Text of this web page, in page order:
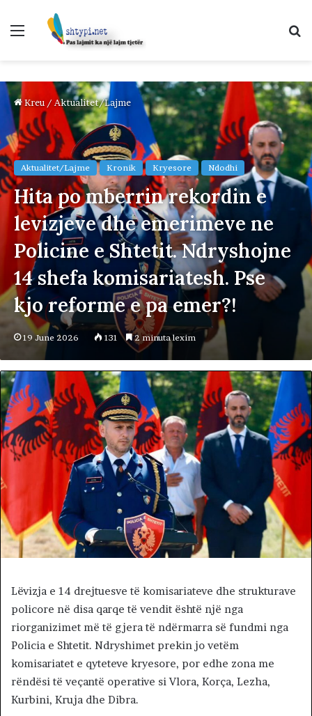
Menu
Kreu /Aktualitet/Lajme
Aktualitet/Lajme Kronik Kryesore Ndodhi
Hita po mberrin rekordin e
levizjeve dhe emerimeve ne
Policine e Shtetit. Ndryshojne
14 shefa komisariatesh. Pse
kjo reforme e pa emer?!
19 June 2026 131 2 minuta lexim
Lëvizja e 14 drejtuesve të komisariateve dhe strukturave
policore në disa qarqe të vendit është një nga
riorganizimet më të gjera të ndërmarra së fundmi nga
Policia e Shtetit. Ndryshimet prekin jo vetëm
komisariatet e qyteteve kryesore, por edhe zona me
rëndësi të veçantë operative si Vlora, Korça, Lezha,
Kurbini, Kruja dhe Dibra.